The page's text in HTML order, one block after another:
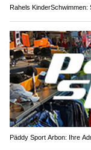
Rahels
Päddy Sport Arbon: Ihre